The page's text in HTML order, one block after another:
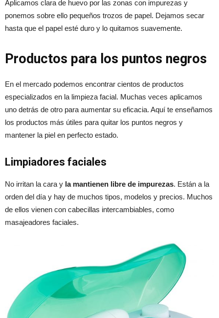
Aplicamos clara de huevo por las zonas con impurezas y
ponemos sobre ello pequeños trozos de papel. Dejamos secar
hasta que el papel esté duro y lo quitamos suavemente.
Productos para los puntos negros
En el mercado podemos encontrar cientos de productos
especializados en la limpieza facial. Muchas veces aplicamos
uno detrás de otro para aumentar su eficacia. Aquí te enseñamos
los productos más útiles para quitar los puntos negros y
mantener la piel en perfecto estado.
Limpiadores faciales
No irritan la cara y la mantienen libre de impurezas. Están a la
orden del día y hay de muchos tipos, modelos y precios. Muchos
de ellos vienen con cabecillas intercambiables, como
masajeadores faciales.